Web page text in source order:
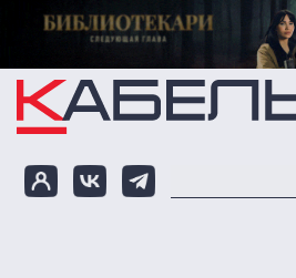
Перейти к основному содержанию